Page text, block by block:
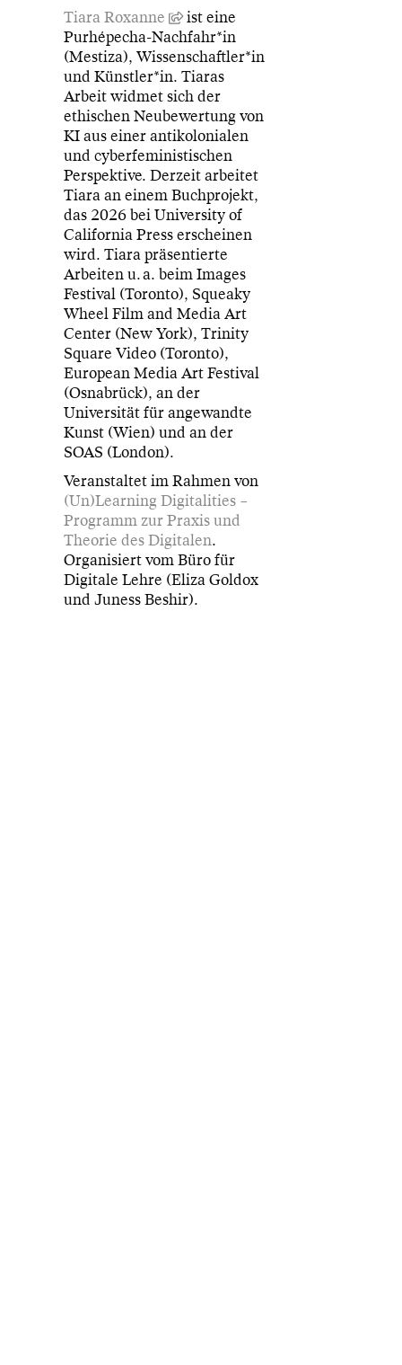
Tiara Roxanne
ist eine
Purhépecha-Nachfahr*in
(Mestiza), Wissenschaftler*in
und Künstler*in. Tiaras
Arbeit widmet sich der
ethischen Neubewertung von
KI aus einer antikolonialen
und cyberfeministischen
Perspektive. Derzeit arbeitet
Tiara an einem Buchprojekt,
das 2026 bei University of
California Press erscheinen
wird. Tiara präsentierte
Arbeiten u. a. beim Images
Festival (Toronto), Squeaky
Wheel Film and Media Art
Center (New York), Trinity
Square Video (Toronto),
European Media Art Festival
(Osnabrück), an der
Universität für angewandte
Kunst (Wien) und an der
SOAS (London).
Veranstaltet im Rahmen von
(Un)Learning Digitalities –
Programm zur Praxis und
Theorie des Digitalen.
Organisiert vom Büro für
Digitale Lehre (Eliza Goldox
und Juness Beshir).